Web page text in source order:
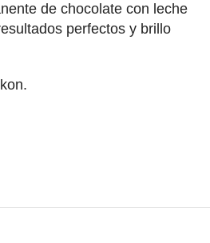
de chocolate con leche
perfectos y brillo